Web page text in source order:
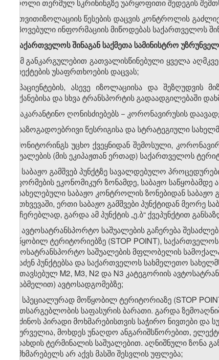
მძღოლი თერმულ სკრინინგზე უარყოფითი შედეგის
ო) თვითიზოლაციის წესების დაცვის კონტროლის
მოპოვებული ინფორმაციის მიწოდებას საქართველოს
2. საქართველოს შინაგან საქმეთა სამინისტრო
ა) ამ განკარგულებით გათვალისწინებული ყველა
ობიექტების უსაფრთხოების დაცვას;
ბ) პაციენტების, ასევე იზოლაციისა და შეზღუდვის
მანქანებისა და სხვა ტრანსპორტის გადაადგილებაში
გ) საკარანტინო ღონისძიებებს − კორონავირუსის
დ) საზოგადოებრივი წესრიგისა და სტრატეგიული
ე) მონიტორინგს უცხო ქვეყნიდან შემოსული,
საშუალების (მის ეკიპაჟთან ერთად) საქართველოს
ე.ა) საბაჟო გამშვებ პუნქტზე სავალდებულო
გაფორმების ეკონომიკურ ზონამდე, საბაჟო
დასახელებული საბაჟო კონტროლის ზონებიდან
შემთხვევაში, ერთი საბაჟო გამშვები პუნქტიდან
გაუჩერებლად, გარდა ამ პუნქტის „ე.ბ“ ქვეპუნქტით
ე.ბ) ავტოსატრანსპორტო საშუალების გაჩერება
მოწყობილ ტერიტორიებზე (STOP POINT),
ავტოსატრანსპორტო საშუალების მფლობელის
შესაძენ პუნქტებსა და საქართველოს სახმელეთო
განთავსებულ M2, M3, N2 და N3 კატეგორიის
მისაბმელით) ავტოსადგომებზე;
ე.გ) სპეციალურად მოწყობილ ტერიტორიაზე (STOP
გზათსარგებლობის საფასურის ბარათი. გარდა
შეიძინოს პირადი მოხმარებისთვის საჭირო ნივთები
სასურველია, მოხდეს უნაღდო ანგარიშსწორებით,
გადახდის ტერმინალის საშუალებით. აღნიშნული ზონა
მომხმარებელს არ აქვს მასში შესვლის უფლება;